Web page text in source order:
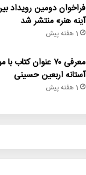
فراخوان دومین رویداد
آینه هنر» منتشر شد
1 هفته پیش
معرفی ۷۰ عنوان
آستانه اربعین حسینی
1 هفته پیش